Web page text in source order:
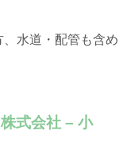
水道・配管も含め
式会社 – 小